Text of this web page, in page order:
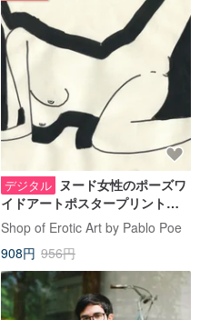
デジタル ヌード女性のポーズワ
イドアートポスタープリント、
ミニマリスト装飾モダンエロテ
ィックアート
Shop of Erotic Art by Pablo Poe
908円 956円